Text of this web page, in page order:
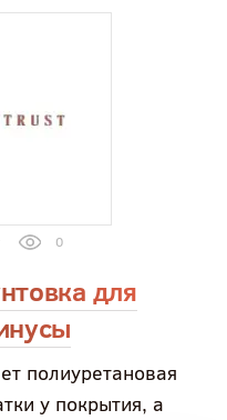
0
для
полиуретановая
у покрытия, а